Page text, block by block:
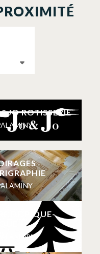
ROTISSERIE
DE PIQUE-